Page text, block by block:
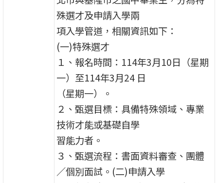
殊選才及申請入學兩
項入學管道，相關資訊如下：
(一)特殊選才
１、報名時間：114年3月10日（星期
一）至114年3月24 日
（星期一）。
２、甄選目標：具備特殊領域、專業
技術才能或基礎自學
習能力者。
３、甄選流程：書面資料審查、團體
／個別面試。(二)申請入學